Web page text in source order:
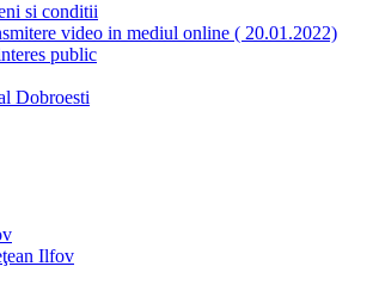
si conditii
video in mediul online ( 20.01.2022)
public
Dobroesti
Ilfov